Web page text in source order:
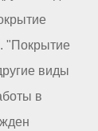
"Покрытие
виды
в